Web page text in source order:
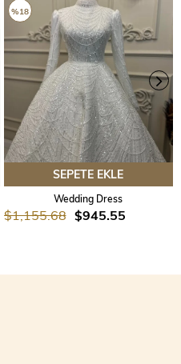
SEPETE EKLE
Wedding Dress
$945.55
$1,155.68
ÜRÜN
%18